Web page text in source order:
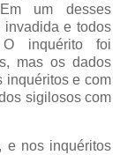
um desses
invadida e todos
O inquérito foi
mas os dados
inquéritos e com
sigilosos com
e nos inquéritos